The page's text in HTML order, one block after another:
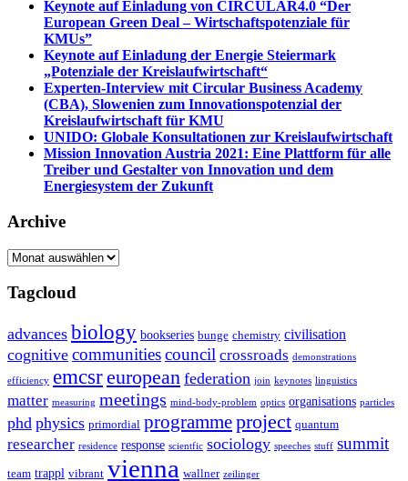
Keynote auf Einladung von CIRCULAR4.0 “Der
European Green Deal – Wirtschaftspotenziale für
KMUs”
Keynote auf Einladung der Energie Steiermark
„Potenziale der Kreislaufwirtschaft“
Experten-Interview mit Circular Business Academy
(CBA), Slowenien zum Innovationspotenzial der
Kreislaufwirtschaft für KMU
UNIDO: Globale Konsultationen zur Kreislaufwirtschaft
Mission Innovation Austria 2021: Eine Plattform für alle
Treiber und Gestalter von Innovation und dem
Energiesystem der Zukunft
Archive
Archive
Tagcloud
advances biology bookseries bunge chemistry civilisation
cognitive communitiescouncil crossroads demonstrations
efficiency emcsreuropean federation join keynotes linguistics
matter measuring meetings mind-body-problem optics organisations particles
phd physics primordial programmeproject quantum
researcher residence response scientfic sociology speeches stuff summit
team trappl vibrant vienna wallner zeilinger